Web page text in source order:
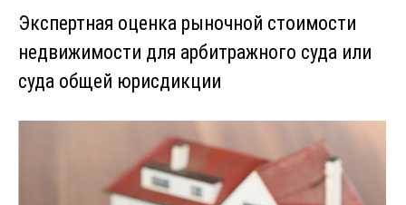
Экспертная оценка рыночной стоимости
недвижимости для арбитражного суда или
суда общей юрисдикции